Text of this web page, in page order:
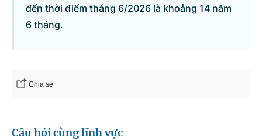
đến thời điểm tháng 6/2026 là khoảng 14 năm
6 tháng.
Chia sẻ
Câu hỏi cùng lĩnh vực